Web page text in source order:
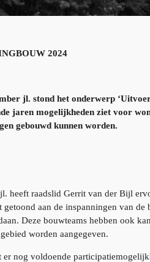
2024
jl. stond het onderwerp
jaren mogelijkheden ziet voor
gebouwd kunnen worden.
heeft raadslid Gerrit van der Bijl
aan de inspanningen van
Deze bouwteams hebben ook
worden aangegeven.
nog voldoende